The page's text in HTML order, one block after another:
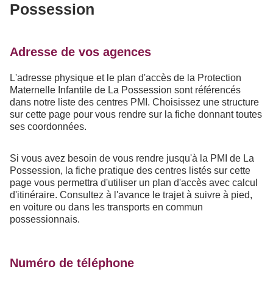
Possession
Adresse de vos agences
L'adresse physique et le plan d'accès de la Protection
Maternelle Infantile de La Possession sont référencés
dans notre liste des centres PMI. Choisissez une structure
sur cette page pour vous rendre sur la fiche donnant toutes
ses coordonnées.
Si vous avez besoin de vous rendre jusqu'à la PMI de La
Possession, la fiche pratique des centres listés sur cette
page vous permettra d'utiliser un plan d'accès avec calcul
d'itinéraire. Consultez à l'avance le trajet à suivre à pied,
en voiture ou dans les transports en commun
possessionnais.
Numéro de téléphone